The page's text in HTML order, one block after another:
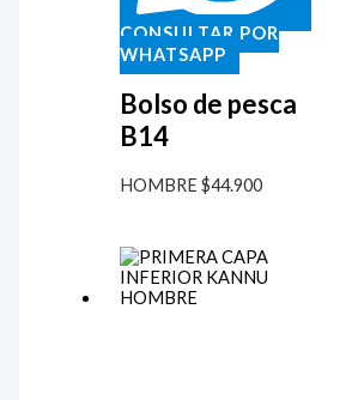
CONSULTAR POR
WHATSAPP
Bolso de pesca
B14
HOMBRE $44.900